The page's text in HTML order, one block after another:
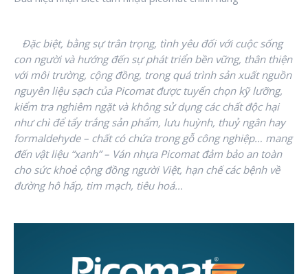
Đặc biệt, bằng sự trân trọng, tình yêu đối với cuộc sống
con người và hướng đến sự phát triển bền vững, thân thiện
với môi trường, cộng đồng, trong quá trình sản xuất nguồn
nguyên liệu sạch của Picomat được tuyển chọn kỹ lưỡng,
kiểm tra nghiêm ngặt và không sử dụng các chất độc hại
như chì để tẩy trắng sản phẩm, lưu huỳnh, thuỷ ngân hay
formaldehyde – chất có chứa trong gỗ công nghiệp… mang
đến vật liệu “xanh” – Ván nhựa Picomat đảm bảo an toàn
cho sức khoẻ cộng đồng người Việt, hạn chế các bệnh về
đường hô hấp, tim mạch, tiêu hoá…